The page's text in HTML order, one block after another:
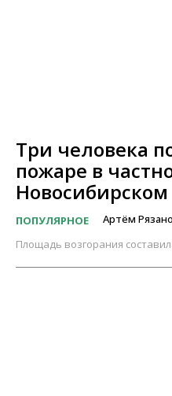
Три человека
пожаре в
Новосибирском
ПОПУЛЯРНОЕ Артём
Площадь возгорания